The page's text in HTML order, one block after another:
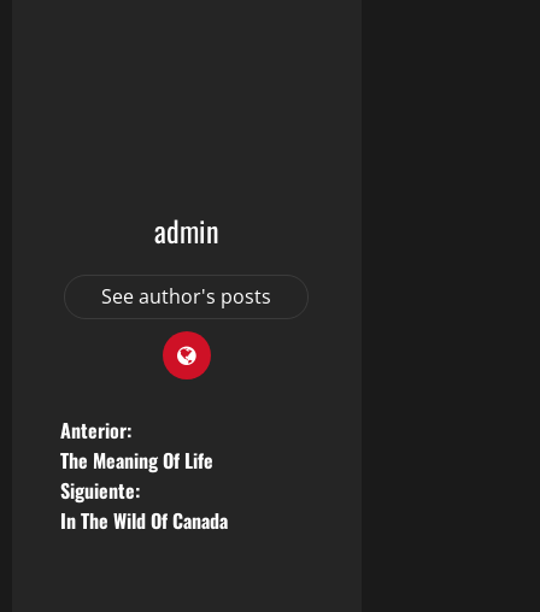
admin
See author's posts
N
a
v
Anterior:
The Meaning Of Life
Siguiente:
In The Wild Of Canada